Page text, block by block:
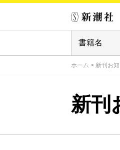
ホーム > 新刊お
新刊